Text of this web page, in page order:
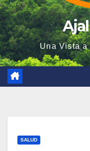
Una Vista
SALUD